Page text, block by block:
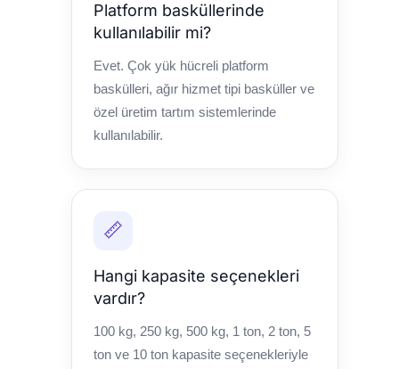
Platform basküllerinde
kullanılabilir mi?
Evet. Çok yük hücreli platform
baskülleri, ağır hizmet tipi basküller ve
özel üretim tartım sistemlerinde
kullanılabilir.
📏
Hangi kapasite seçenekleri
vardır?
100 kg, 250 kg, 500 kg, 1 ton, 2 ton, 5
ton ve 10 ton kapasite seçenekleriyle